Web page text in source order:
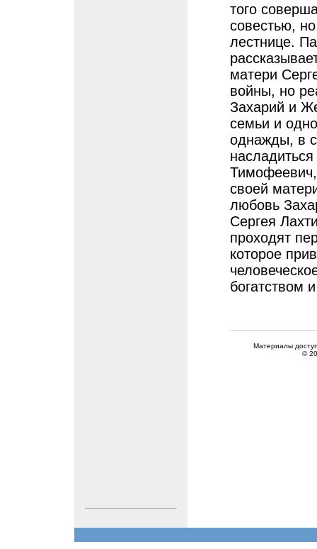
того
совестью,
лестнице.
матери
войны, но
Захарий и
семьи и
однажды, в
своей
любовь
Сергея
проходят
которое
богатством